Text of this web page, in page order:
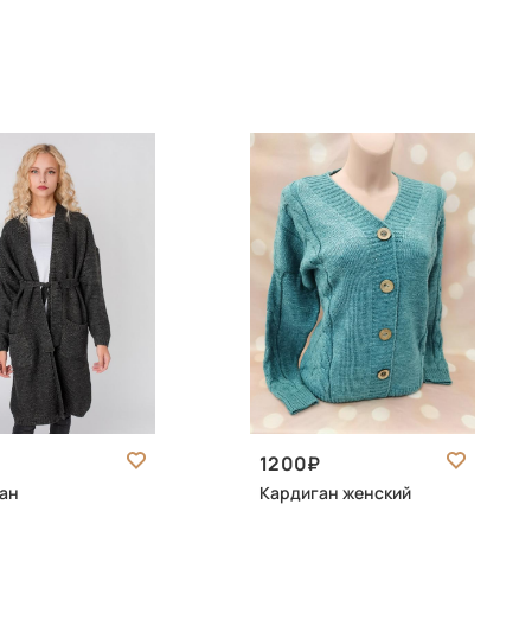
1200
Кардиган женский